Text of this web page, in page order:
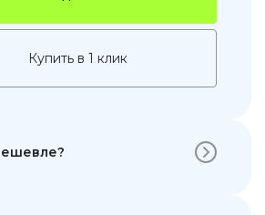
Купить в 1 клик